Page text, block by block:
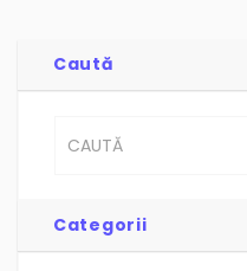
Caută
Categorii